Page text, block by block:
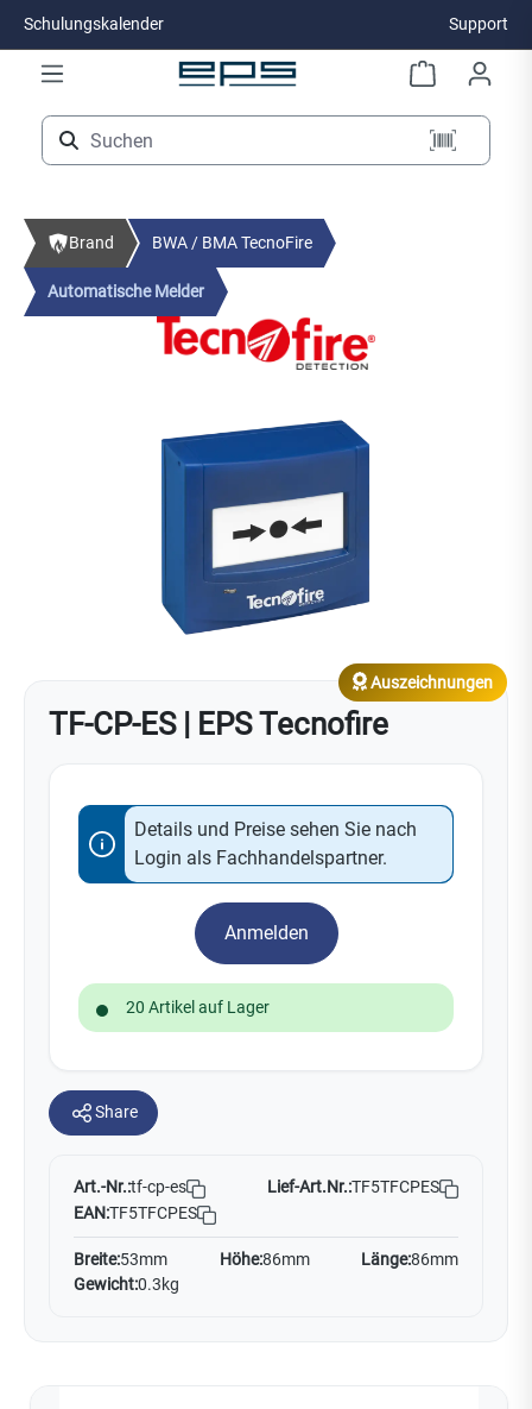
Zum Hauptinhalt springen
Schulungskalender Support
Brand BWA / BMA TecnoFire
Automatische Melder
TF-CP-ES | EPS Tecnofire
Auszeichnungen
Details und Preise sehen Sie nach
Login als Fachhandelspartner.
Anmelden
20 Artikel auf Lager
Share
Art.-Nr.:tf-cp-es Lief-Art.Nr.:TF5TFCPES
EAN:TF5TFCPES
Breite:53mm Höhe:86mm Länge:86mm
Gewicht:0.3kg